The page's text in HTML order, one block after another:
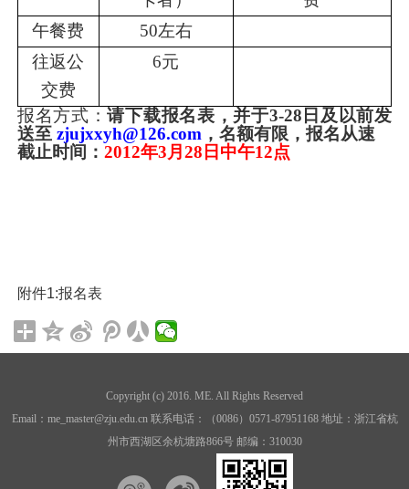
午餐费
50左右
往返公
交费
6元
报名方式：请下载报名表 ， 并于3-28 日及以前发
送至 zjujxxyh@126.com ，名额有限，报名从速
截止时间 ： 2012年3月 28 日 中午12点
附件1:报名表
Copyright (c) 2016. ME. All Rights Reserved
Email：me_master@zju.edu.cn 联系电话：（0086）0571-87951168 地址：浙江省杭
州市西湖区余杭塘路866号 邮编：310030